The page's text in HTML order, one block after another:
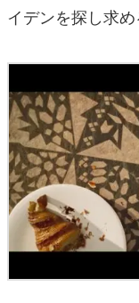
イデンを探し求め